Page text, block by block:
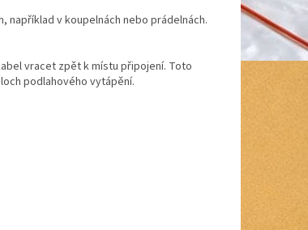
v koupelnách nebo prádelnách.
vracet zpět k místu připojení. Toto
podlahového vytápění.